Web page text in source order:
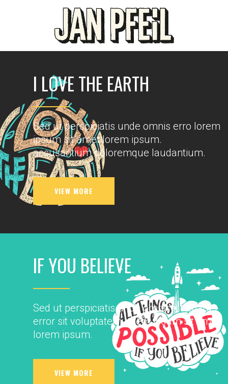
I LOVE THE EARTH
Sed ut perspiciatis unde omnis erro lorem
ipsum sit amet lorem ipsum.
accusantium doloremque laudantium.
VIEW MORE
IF YOU BELIEVE
Sed ut perspiciatis unde omnis iste natus
error sit voluptatem lorem ipsum sit amet
lorem ipsum.
VIEW MORE